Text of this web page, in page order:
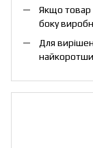
Якщо товар
боку
Для